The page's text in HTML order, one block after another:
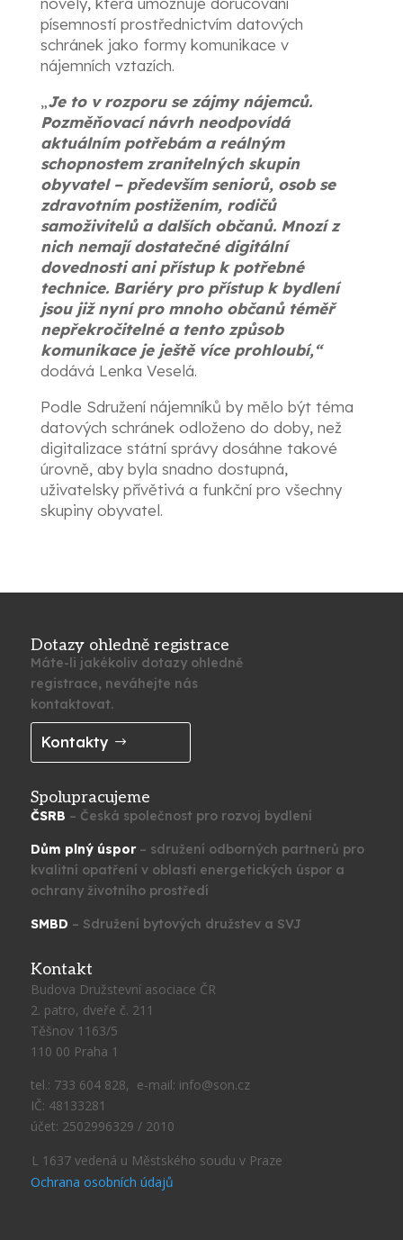
písemností prostřednictvím datových
schránek jako formy komunikace v
nájemních vztazích.
„Je to v rozporu se zájmy nájemců.
Pozměňovací návrh neodpovídá
aktuálním potřebám a reálným
schopnostem zranitelných skupin
obyvatel – především seniorů, osob se
zdravotním postižením, rodičů
samoživitelů a dalších občanů. Mnozí z
nich nemají dostatečné digitální
dovednosti ani přístup k potřebné
technice. Bariéry pro přístup k bydlení
jsou již nyní pro mnoho občanů téměř
nepřekročitelné a tento způsob
komunikace je ještě více prohloubí,“
dodává Lenka Veselá.
Podle Sdružení nájemníků by mělo být téma
datových schránek odloženo do doby, než
digitalizace státní správy dosáhne takové
úrovně, aby byla snadno dostupná,
uživatelsky přívětivá a funkční pro všechny
skupiny obyvatel.
Dotazy ohledně registrace
Máte-li jakékoliv dotazy ohledně
registrace, neváhejte nás
kontaktovat.
Kontakty
Spolupracujeme
ČSRB – Česká společnost pro rozvoj bydlení
Dům plný úspor– sdružení odborných partnerů pro
kvalitní opatření v oblasti energetických úspor a
ochrany životního prostředí
SMBD – Sdružení bytových družstev a SVJ
Kontakt
Budova Družstevní asociace ČR
2. patro, dveře č. 211
Těšnov 1163/5
110 00 Praha 1
tel.: 733 604 828, e-mail: info@son.cz
IČ: 48133281
účet: 2502996329 / 2010
L 1637 vedená u Městského soudu v Praze
Ochrana osobních údajů